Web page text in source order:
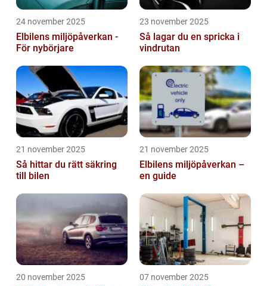
24 november 2025
Elbilens miljöpåverkan -
För nybörjare
23 november 2025
Så lagar du en spricka i
vindrutan
21 november 2025
Så hittar du rätt säkring
till bilen
21 november 2025
Elbilens miljöpåverkan –
en guide
20 november 2025 07 november 2025